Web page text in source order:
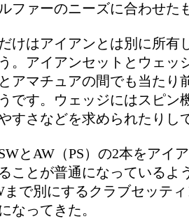
ファーのニーズに合わせた
けはアイアンとは別に所有
。アイアンセットとウェッ
アマチュアの間でも当たり
です。ウェッジにはスピン
すさなどを求められたりし
とAW（PS）の2本をアイ
ことが普通になっているよ
まで別にするクラブセッテ
なってきた。